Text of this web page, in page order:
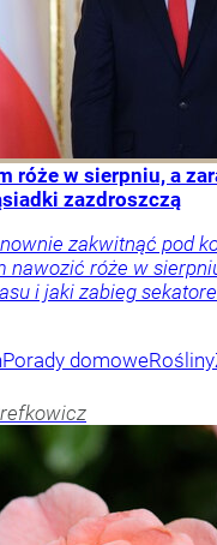
róże w sierpniu, a
zazdroszczą
zakwitnąć pod
nawozić róże w
i jaki zabieg
Porady domoweRośliny